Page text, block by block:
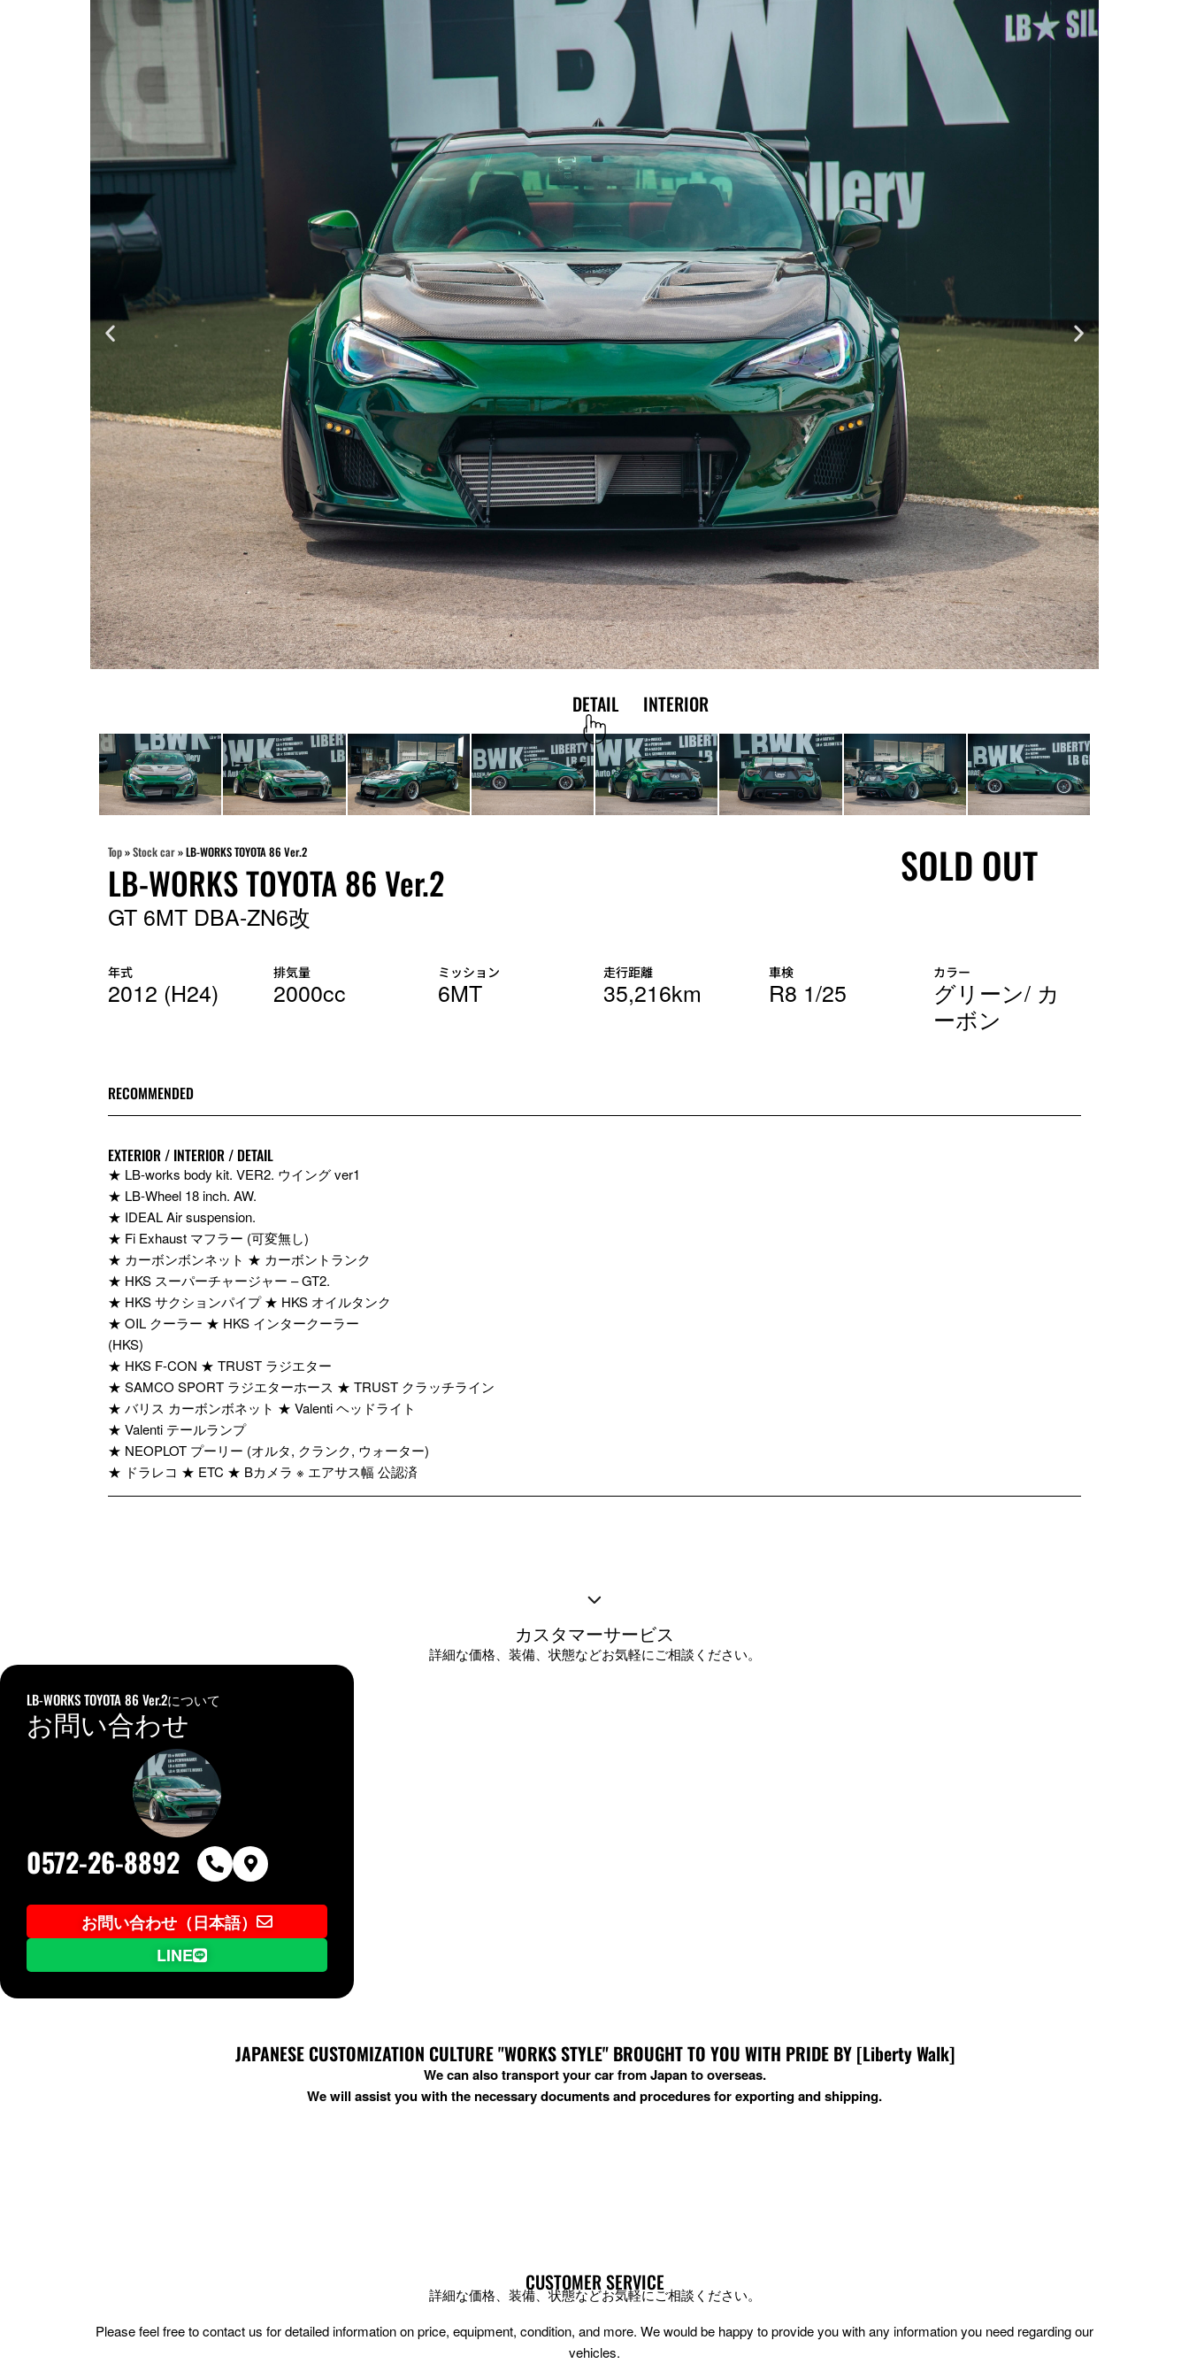
GIFU STOCK CAR CONTACT DEALER
DETAIL INTERIOR
Top»Stock car»LB-WORKS TOYOTA 86 Ver.2
LB-WORKS TOYOTA 86 Ver.2
GT 6MT DBA-ZN6改
SOLD OUT
年式
2012 (H24)
排気量
2000cc
ミッション
6MT
走行距離
35,216km
車検
R8 1/25
カラー
グリーン/ カ
ーボン
RECOMMENDED
EXTERIOR / INTERIOR / DETAIL
★ LB-works body kit. VER2. ウイング ver1
★ LB-Wheel 18 inch. AW.
★ IDEAL Air suspension.
★ Fi Exhaust マフラー (可変無し)
★ カーボンボンネット ★ カーボントランク
★ HKS スーパーチャージャー – GT2.
★ HKS サクションパイプ ★ HKS オイルタンク
★ OIL クーラー ★ HKS インタークーラー
(HKS)
★ HKS F-CON ★ TRUST ラジエター
★ SAMCO SPORT ラジエターホース ★ TRUST クラッチライン
★ バリス カーボンボネット ★ Valenti ヘッドライト
★ Valenti テールランプ
★ NEOPLOT プーリー (オルタ, クランク, ウォーター)
★ ドラレコ ★ ETC ★ Bカメラ ※ エアサス幅 公認済
カスタマーサービス
詳細な価格、装備、状態などお気軽にご相談ください。
LB-WORKS TOYOTA 86 Ver.2について
お問い合わせ
0572-26-8892
お問い合わせ（日本語）
LINE
JAPANESE CUSTOMIZATION CULTURE "WORKS STYLE" BROUGHT TO YOU WITH PRIDE BY [Liberty Walk]
We can also transport your car from Japan to overseas.
We will assist you with the necessary documents and procedures for exporting and shipping.
CUSTOMER SERVICE
詳細な価格、装備、状態などお気軽にご相談ください。
Please feel free to contact us for detailed information on price, equipment, condition, and more. We would be happy to provide you with any information you need regarding our
vehicles.